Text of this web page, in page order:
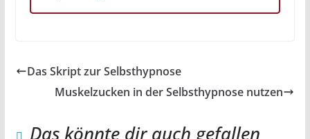
Das Skript zur Selbsthypnose
Muskelzucken in der Selbsthypnose nutzen
Das könnte dir auch gefallen